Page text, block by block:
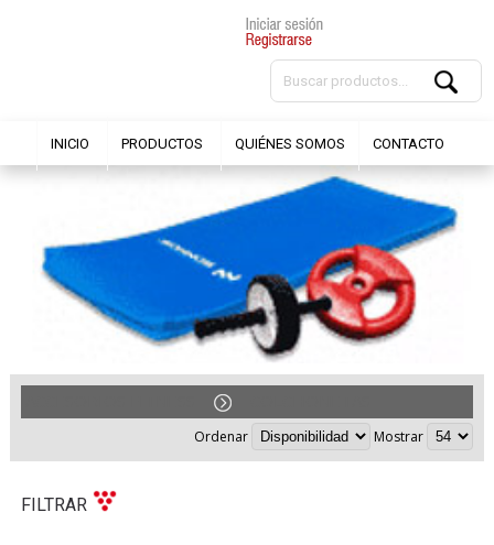
INICIO PRODUCTOS QUIÉNES SOMOS CONTACTO
Ordenar Mostrar
FILTRAR